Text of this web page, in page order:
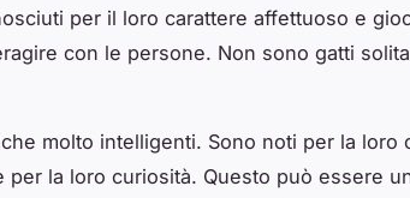
per il loro carattere affettuoso e
con le persone. Non sono gatti
molto intelligenti. Sono noti per la loro
per la loro curiosità. Questo può essere